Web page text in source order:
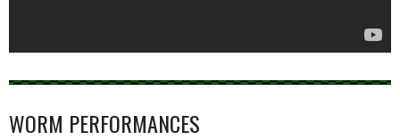
WORM PERFORMANCES